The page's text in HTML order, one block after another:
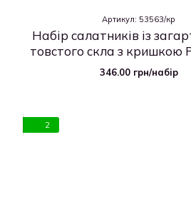
Артикул: 53563/кр
Набір салатників із
товстого скла з кришкою
Чефс 170 мм 2 шт
346.00 грн/набір
2